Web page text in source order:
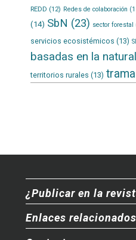
REDD (12) Redes de colaboración
(14) SbN (23) sector forestal
servicios ecosistémicos (13)
basadas en la
territorios rurales (13)
¿Publicar en la
Enlaces relacionados